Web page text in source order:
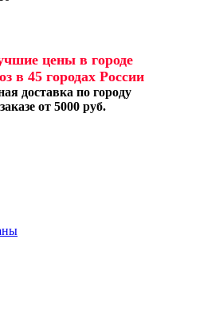
цены в городе
в 45 городах России
доставка по городу
от 5000 руб.